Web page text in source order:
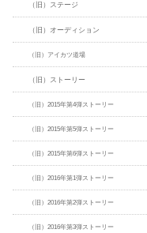
（旧）ステージ
（旧）オーディション
（旧）アイカツ道場
（旧）ストーリー
（旧）2015年第4弾ストーリー
（旧）2015年第5弾ストーリー
（旧）2015年第6弾ストーリー
（旧）2016年第1弾ストーリー
（旧）2016年第2弾ストーリー
（旧）2016年第3弾ストーリー